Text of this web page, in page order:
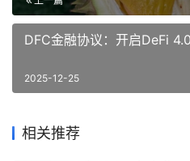
DFC金融协议：开启DeFi
2025-12-25
相关推荐